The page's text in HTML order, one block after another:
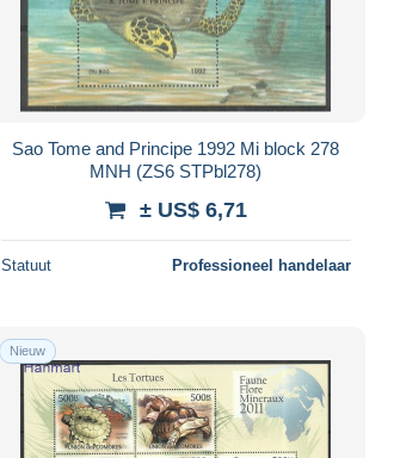
Sao Tome and Principe 1992 Mi block 278
MNH (ZS6 STPbl278)
± US$ 6,71
Statuut Professioneel handelaar
Nieuw